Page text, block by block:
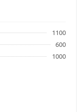
1100
600
1000